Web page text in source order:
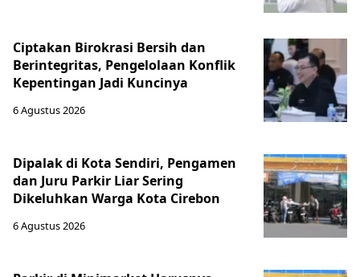
Ciptakan Birokrasi Bersih dan
Berintegritas, Pengelolaan Konflik
Kepentingan Jadi Kuncinya
6 Agustus 2026
Dipalak di Kota Sendiri, Pengamen
dan Juru Parkir Liar Sering
Dikeluhkan Warga Kota Cirebon
6 Agustus 2026